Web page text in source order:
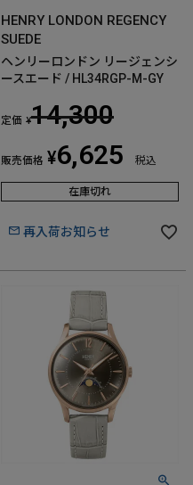
HENRY LONDON REGENCY
SUEDE
ヘンリーロンドン リージェンシ
ースエード / HL34RGP-M-GY
定価 ¥14,300
販売価格 ¥6,625 税込
在庫切れ
再入荷お知らせ